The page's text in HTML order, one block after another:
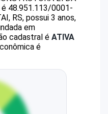
é 48.951.113/0001-
RS, possui 3 anos,
em
cadastral é ATIVA
é